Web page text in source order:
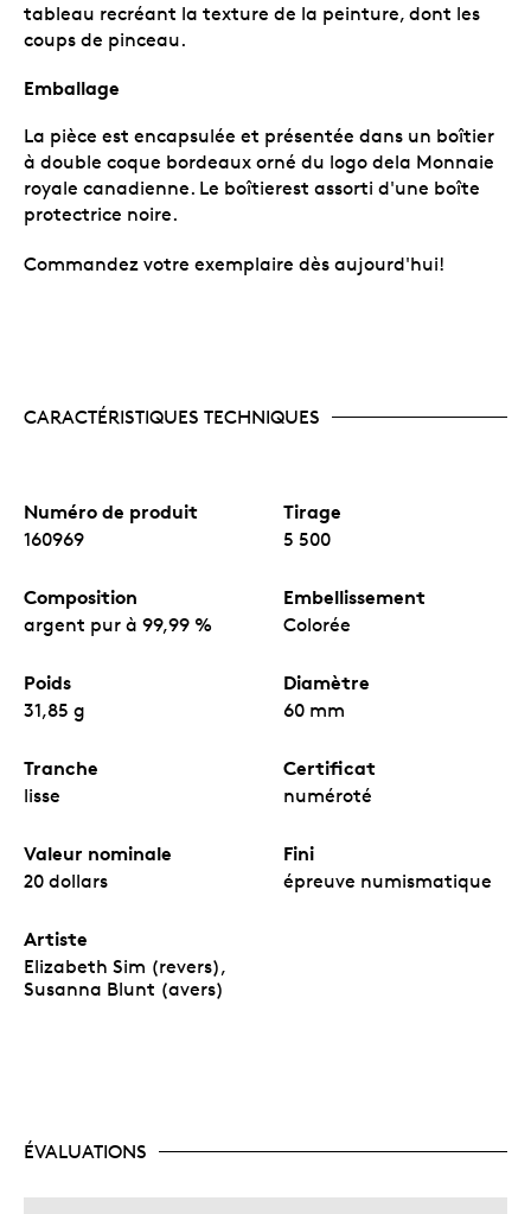
tableau recréant la texture de la peinture, dont les
coups de pinceau.
Emballage
La pièce est encapsulée et présentée dans un boîtier
à double coque bordeaux orné du logo dela Monnaie
royale canadienne. Le boîtierest assorti d'une boîte
protectrice noire.
Commandez votre exemplaire dès aujourd'hui!
CARACTÉRISTIQUES TECHNIQUES
Numéro de produit
160969
Tirage
5 500
Composition
argent pur à 99,99 %
Embellissement
Colorée
Poids
31,85 g
Diamètre
60 mm
Tranche
lisse
Certificat
numéroté
Valeur nominale
20 dollars
Fini
épreuve numismatique
Artiste
Elizabeth Sim (revers),
Susanna Blunt (avers)
ÉVALUATIONS